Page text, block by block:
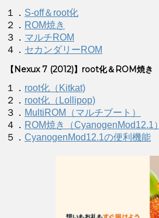
１． S-off＆root化
２． ROM焼き
３． マルチROM
４． セカンダリーROM
【Nexux 7 (2012)】root化＆ROM焼き
１． root化（Kitkat)
２． root化（Lollipop)
３． MultiROM（マルチブート）
４． ROM焼き（CyanogenMod12.1）
５． CyanogenMod12.1の便利機能